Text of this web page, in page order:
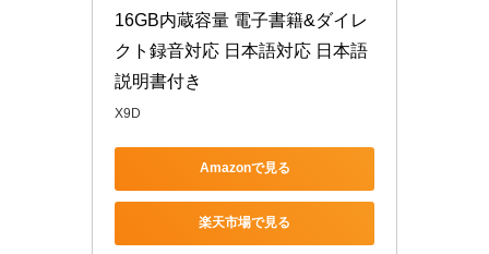
16GB内蔵容量 電子書籍&ダイレ
クト録音対応 日本語対応 日本語
説明書付き
X9D
Amazonで見る
楽天市場で見る